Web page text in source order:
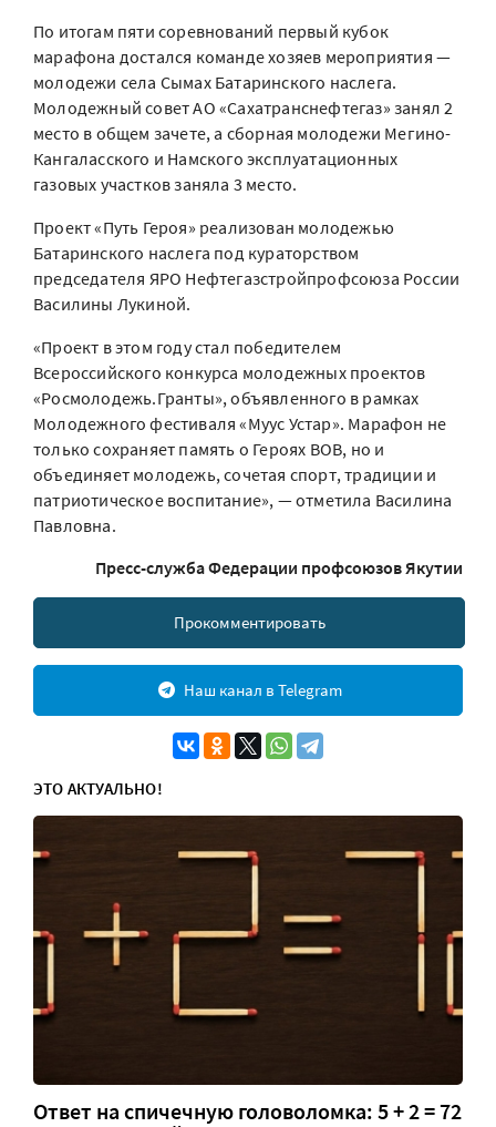
По итогам пяти соревнований первый кубок
марафона достался команде хозяев мероприятия —
молодежи села Сымах Батаринского наслега.
Молодежный совет АО «Сахатранснефтегаз» занял 2
место в общем зачете, а сборная молодежи Мегино-
Кангаласского и Намского эксплуатационных
газовых участков заняла 3 место.
Проект «Путь Героя» реализован молодежью
Батаринского наслега под кураторством
председателя ЯРО Нефтегазстройпрофсоюза России
Василины Лукиной.
«Проект в этом году стал победителем
Всероссийского конкурса молодежных проектов
«Росмолодежь.Гранты», объявленного в рамках
Молодежного фестиваля «Муус Устар». Марафон не
только сохраняет память о Героях ВОВ, но и
объединяет молодежь, сочетая спорт, традиции и
патриотическое воспитание», — отметила Василина
Павловна.
Пресс-служба Федерации профсоюзов Якутии
Прокомментировать
Наш канал в Telegram
ЭТО АКТУАЛЬНО!
Ответ на спичечную головоломка: 5 + 2 = 72